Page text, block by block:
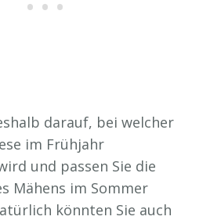
darauf, bei welcher
im Frühjahr
und passen Sie die
Mähens im Sommer
könnten Sie auch